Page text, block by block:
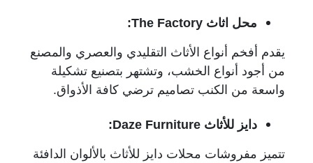
محل اثاث The Factory
:
يقدم أفخم أنواع الأثاث التقليدي والعصري والمصنع
من أجود أنواع الخشب، وتشتهر بتصنيع تشكيلة
واسعة من الكنب تصاميم ترضي كافة الأذواق.
دايز للأثاث Daze Furniture
:
تتميز مفروشات محلات دايز للأثاث بالألوان الدافئة